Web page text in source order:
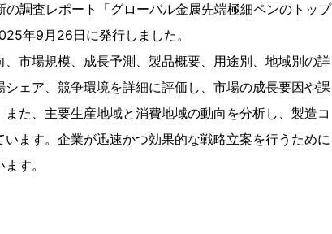
調査レポート「グローバル金属先端極細ペンのトップ
年9月26日に発行しました。
市場規模、成長予測、製品概要、用途別、地域別の詳
ェア、競争環境を詳細に評価し、市場の成長要因や課
た、主要生産地域と消費地域の動向を分析し、製造コ
ます。企業が迅速かつ効果的な戦略立案を行うために
す。